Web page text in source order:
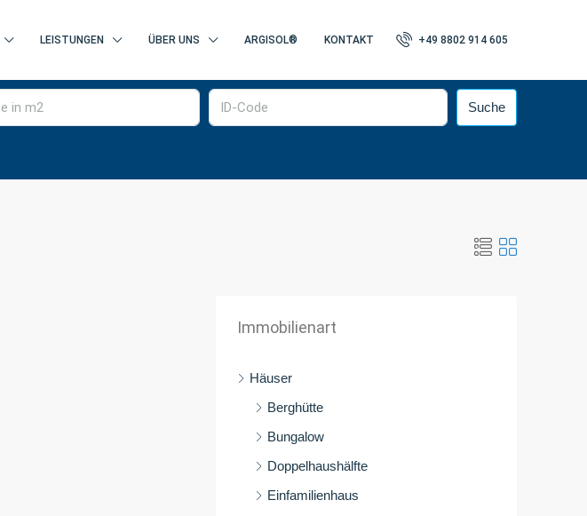
LEISTUNGEN ÜBER UNS ARGISOL® KONTAKT +49 8802 914 605
Suche
Immobilienart
Häuser
Berghütte
Bungalow
Doppelhaushälfte
Einfamilienhaus